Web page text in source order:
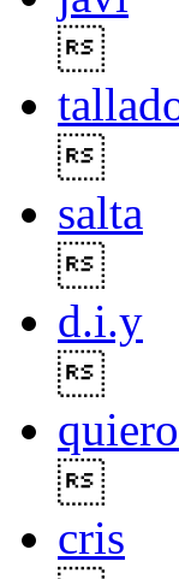
salta
d.i.y
quiero
cris